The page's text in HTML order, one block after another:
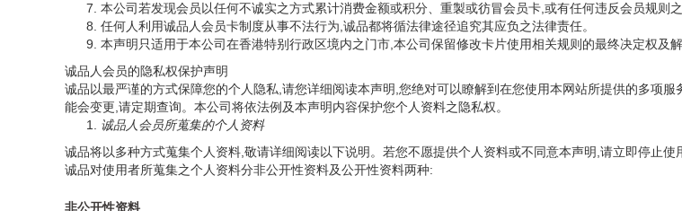
本公司若发现会员以任何不诚实之方式累计消费金额或积分、重製或彷冒会员卡,或有任何违反会员规则
任何人利用诚品人会员卡制度从事不法行为,诚品都将循法律途径追究其应负之法律责任。
本声明只适用于本公司在香港特别行政区境内之门市,本公司保留修改卡片使用相关规则的最终决定权及解
诚品人会员的隐私权保护声明
诚品以最严谨的方式保障您的个人隐私,请您详细阅读本声明,您绝对可以瞭解到在您使用本网站所提供的多项
能会变更,请定期查询。本公司将依法例及本声明内容保护您个人资料之隐私权。
诚品人会员所蒐集的个人资料
诚品将以多种方式蒐集个人资料,敬请详细阅读以下说明。若您不愿提供个人资料或不同意本声明,请立即停止
诚品对使用者所蒐集之个人资料分非公开性资料及公开性资料两种:
非公开性资料